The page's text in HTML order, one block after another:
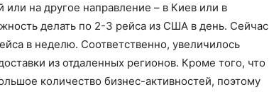
или на другое направление – в Киев или в
делать по 2-3 рейса из США в день. Сейчас
в неделю. Соответственно, увеличилось
из отдаленных регионов. Кроме того, что
количество бизнес-активностей, поэтому